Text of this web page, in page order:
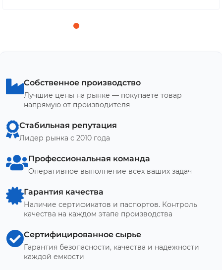
Собственное производство
Лучшие цены на рынке — покупаете товар
напрямую от производителя
Стабильная репутация
Лидер рынка с 2010 года
Профессиональная команда
Оперативное выполнение всех ваших задач
Гарантия качества
Наличие сертификатов и паспортов. Контроль
качества на каждом этапе производства
Сертифицированное сырье
Гарантия безопасности, качества и надежности
каждой емкости